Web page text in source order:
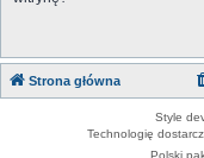
Strona główna
Style
Technologię
Polski